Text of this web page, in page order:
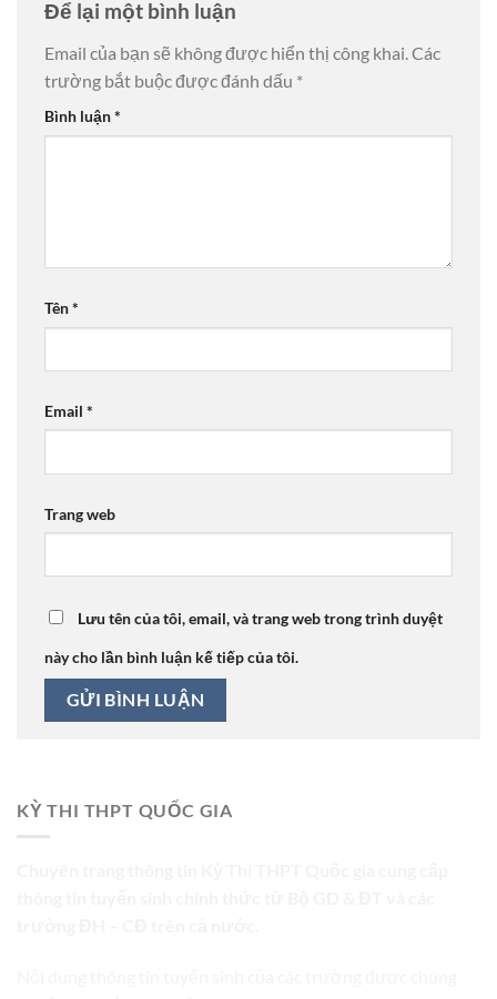
Để lại một bình luận
Email của bạn sẽ không được hiển thị công khai.Các
trường bắt buộc được đánh dấu *
Bình luận*
Tên*
Email *
Trang web
Lưu tên của tôi, email, và trang web trong trình duyệt
này cho lần bình luận kế tiếp của tôi.
KỲ THI THPT QUỐC GIA